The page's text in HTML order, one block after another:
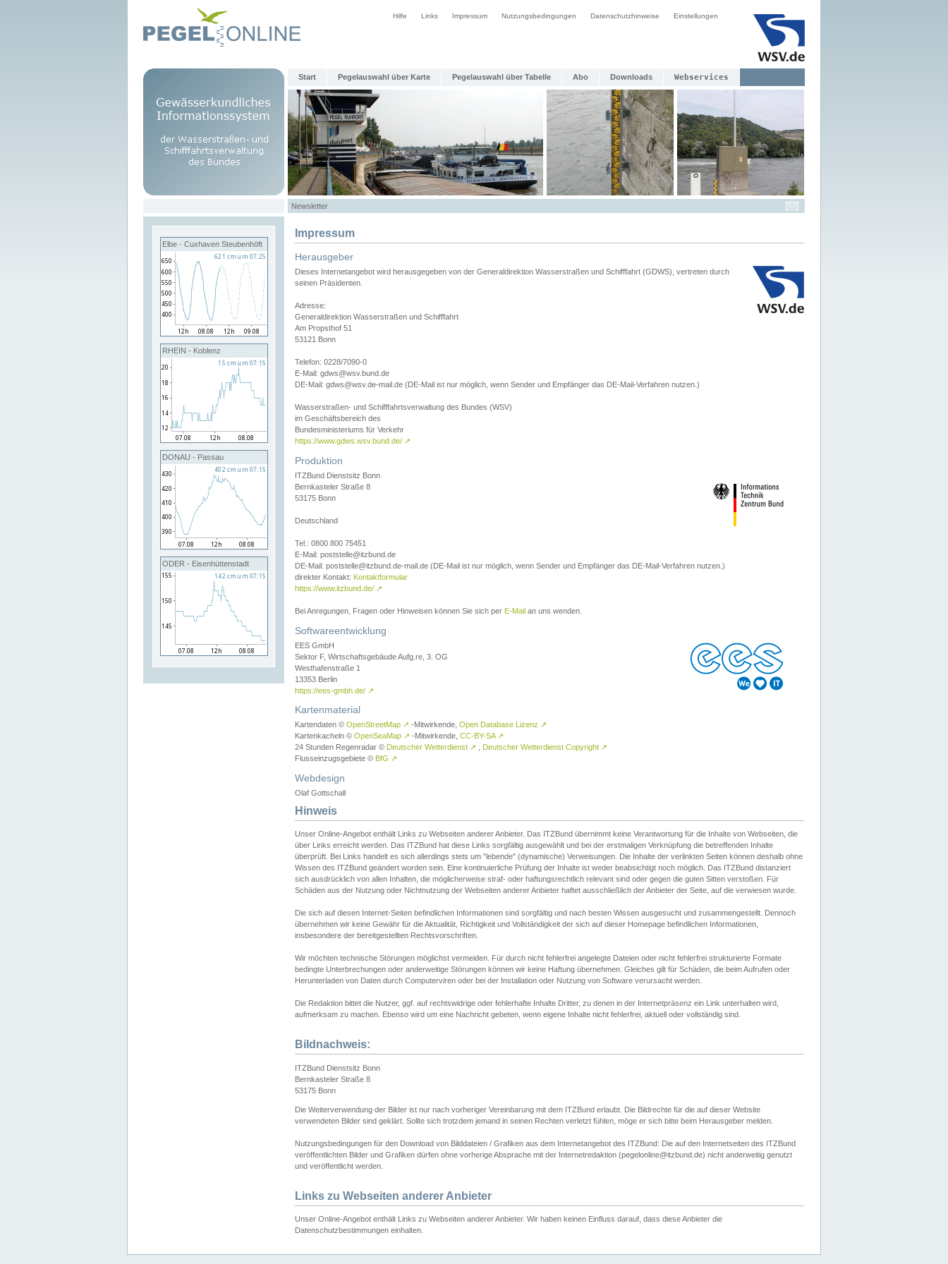
Hilfe Links Impressum Nutzungsbedingungen Datenschutzhinweise Einstellungen
Start Pegelauswahl über Karte Pegelauswahl über Tabelle Abo Downloads Webservices
Newsletter
Elbe - Cuxhaven Steubenhöft
RHEIN - Koblenz
DONAU - Passau
ODER - Eisenhüttenstadt
Impressum
Herausgeber
Dieses Internetangebot wird herausgegeben von der Generaldirektion Wasserstraßen und Schifffahrt (GDWS), vertreten durch
seinen Präsidenten.
Adresse:
Generaldirektion Wasserstraßen und Schifffahrt
Am Propsthof 51
53121 Bonn
Telefon: 0228/7090-0
E-Mail: gdws@wsv.bund.de
DE-Mail: gdws@wsv.de-mail.de (DE-Mail ist nur möglich, wenn Sender und Empfänger das DE-Mail-Verfahren nutzen.)
Wasserstraßen- und Schifffahrtsverwaltung des Bundes (WSV)
im Geschäftsbereich des
Bundesministeriums für Verkehr
https://www.gdws.wsv.bund.de/ ↗
Produktion
ITZBund Dienstsitz Bonn
Bernkasteler Straße 8
53175 Bonn
Deutschland
Tel.: 0800 800 75451
E-Mail: poststelle@itzbund.de
DE-Mail: poststelle@itzbund.de-mail.de (DE-Mail ist nur möglich, wenn Sender und Empfänger das DE-Mail-Verfahren nutzen.)
direkter Kontakt: Kontaktformular
https://www.itzbund.de/ ↗
Bei Anregungen, Fragen oder Hinweisen können Sie sich per E-Mail an uns wenden.
Softwareentwicklung
EES GmbH
Sektor F, Wirtschaftsgebäude Aufg.re, 3. OG
Westhafenstraße 1
13353 Berlin
https://ees-gmbh.de/ ↗
Kartenmaterial
Kartendaten © OpenStreetMap ↗ -Mitwirkende, Open Database Lizenz ↗
Kartenkacheln © OpenSeaMap ↗ -Mitwirkende, CC-BY-SA ↗
24 Stunden Regenradar © Deutscher Wetterdienst ↗ Deutscher Wetterdienst Copyright ↗
Flusseinzugsgebiete © BfG ↗
Webdesign
Olaf Gottschall
Hinweis
Unser Online-Angebot enthält Links zu Webseiten anderer Anbieter. Das ITZBund übernimmt keine Verantwortung für die Inhalte von Webseiten, die
über Links erreicht werden. Das ITZBund hat diese Links sorgfältig ausgewählt und bei der erstmaligen Verknüpfung die betreffenden Inhalte
überprüft. Bei Links handelt es sich allerdings stets um "lebende" (dynamische) Verweisungen. Die Inhalte der verlinkten Seiten können deshalb ohne
Wissen des ITZBund geändert worden sein. Eine kontinuierliche Prüfung der Inhalte ist weder beabsichtigt noch möglich. Das ITZBund distanziert
sich ausdrücklich von allen Inhalten, die möglicherweise straf- oder haftungsrechtlich relevant sind oder gegen die guten Sitten verstoßen. Für
Schäden aus der Nutzung oder Nichtnutzung der Webseiten anderer Anbieter haftet ausschließlich der Anbieter der Seite, auf die verwiesen wurde.
Die sich auf diesen Internet-Seiten befindlichen Informationen sind sorgfältig und nach besten Wissen ausgesucht und zusammengestellt. Dennoch
übernehmen wir keine Gewähr für die Aktualität, Richtigkeit und Vollständigkeit der sich auf dieser Homepage befindlichen Informationen,
insbesondere der bereitgestellten Rechtsvorschriften.
Wir möchten technische Störungen möglichst vermeiden. Für durch nicht fehlerfrei angelegte Dateien oder nicht fehlerfrei strukturierte Formate
bedingte Unterbrechungen oder anderweitige Störungen können wir keine Haftung übernehmen. Gleiches gilt für Schäden, die beim Aufrufen oder
Herunterladen von Daten durch Computerviren oder bei der Installation oder Nutzung von Software verursacht werden.
Die Redaktion bittet die Nutzer, ggf. auf rechtswidrige oder fehlerhafte Inhalte Dritter, zu denen in der Internetpräsenz ein Link unterhalten wird,
aufmerksam zu machen. Ebenso wird um eine Nachricht gebeten, wenn eigene Inhalte nicht fehlerfrei, aktuell oder vollständig sind.
Bildnachweis:
ITZBund Dienstsitz Bonn
Bernkasteler Straße 8
53175 Bonn
Die Weiterverwendung der Bilder ist nur nach vorheriger Vereinbarung mit dem ITZBund erlaubt. Die Bildrechte für die auf dieser Website
verwendeten Bilder sind geklärt. Sollte sich trotzdem jemand in seinen Rechten verletzt fühlen, möge er sich bitte beim Herausgeber melden.
Nutzungsbedingungen für den Download von Bilddateien / Grafiken aus dem Internetangebot des ITZBund: Die auf den Internetseiten des ITZBund
veröffentlichten Bilder und Grafiken dürfen ohne vorherige Absprache mit der Internetredaktion (pegelonline@itzbund.de) nicht anderweitig genutzt
und veröffentlicht werden.
Links zu Webseiten anderer Anbieter
Unser Online-Angebot enthält Links zu Webseiten anderer Anbieter. Wir haben keinen Einfluss darauf, dass diese Anbieter die
Datenschutzbestimmungen einhalten.